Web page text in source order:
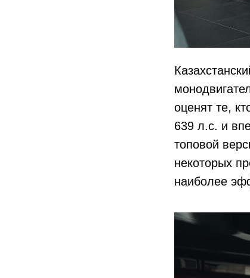
оценят те,
639 л.с. и
топовой
некоторых
наиболее